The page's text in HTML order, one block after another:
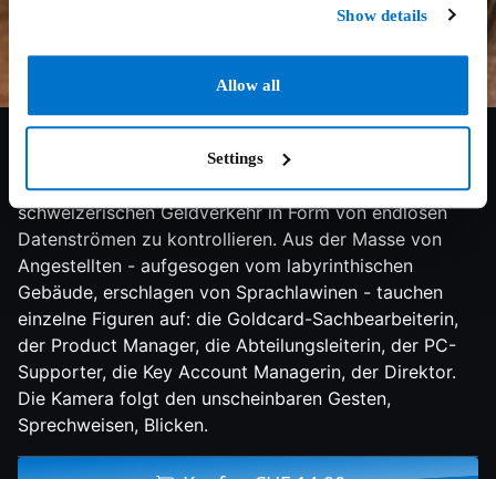
Show details
Allow all
Settings
In einem High-Tech-Betrieb sind über 1200 Leute
damit beschäftigt, die täglichen Milliarden im
schweizerischen Geldverkehr in Form von endlosen
Datenströmen zu kontrollieren. Aus der Masse von
Angestellten - aufgesogen vom labyrinthischen
Gebäude, erschlagen von Sprachlawinen - tauchen
einzelne Figuren auf: die Goldcard-Sachbearbeiterin,
der Product Manager, die Abteilungsleiterin, der PC-
Supporter, die Key Account Managerin, der Direktor.
Die Kamera folgt den unscheinbaren Gesten,
Sprechweisen, Blicken.